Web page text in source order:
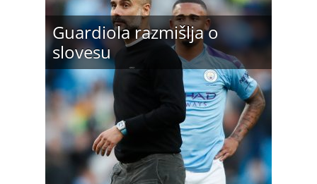
Guardiola razmišlja o
slovesu